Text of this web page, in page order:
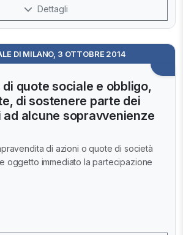
Dettagli
DI MILANO, 3 OTTOBRE 2014
quote sociale e obbligo,
di sostenere parte dei
alcune sopravvenienze
di azioni o quote di società
oggetto immediato la partecipazione